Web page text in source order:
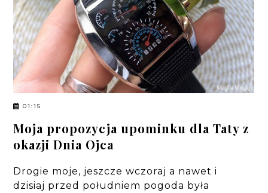
01:15
Moja propozycja upominku dla Taty z
okazji Dnia Ojca
Drogie moje, jeszcze wczoraj a nawet i
dzisiaj przed południem pogoda była